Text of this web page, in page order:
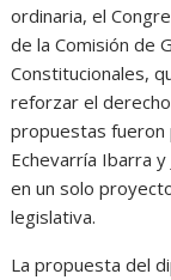
ordinaria, el
de la Comisión de
Constitucionales,
reforzar el
propuestas fueron
Echevarría Ibarra y
en un solo
legislativa.
La propuesta del